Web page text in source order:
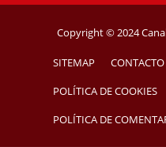
Copyright © 2024
SITEMAP CONTACTO
POLÍTICA DE COOKIES
POLÍTICA DE